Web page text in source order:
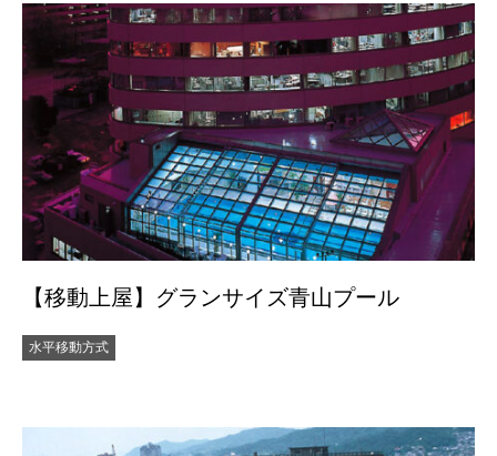
【移動上屋】グランサイズ青山プール
水平移動方式